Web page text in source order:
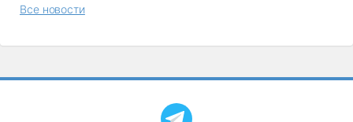
Все новости